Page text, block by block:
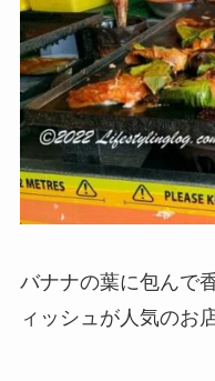
バナナの葉に包んで
ィッシュが人気のお